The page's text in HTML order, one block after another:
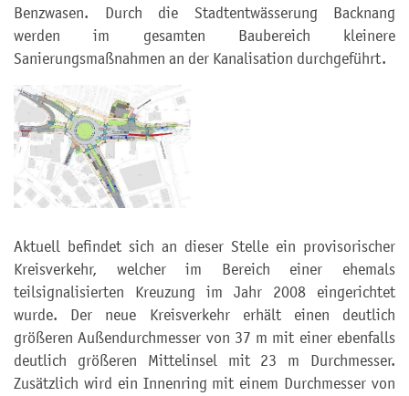
Benzwasen. Durch die Stadtentwässerung Backnang
werden im gesamten Baubereich kleinere
Sanierungsmaßnahmen an der Kanalisation durchgeführt.
Aktuell befindet sich an dieser Stelle ein provisorischer
Kreisverkehr, welcher im Bereich einer ehemals
teilsignalisierten Kreuzung im Jahr 2008 eingerichtet
wurde. Der neue Kreisverkehr erhält einen deutlich
größeren Außendurchmesser von 37 m mit einer ebenfalls
deutlich größeren Mittelinsel mit 23 m Durchmesser.
Zusätzlich wird ein Innenring mit einem Durchmesser von